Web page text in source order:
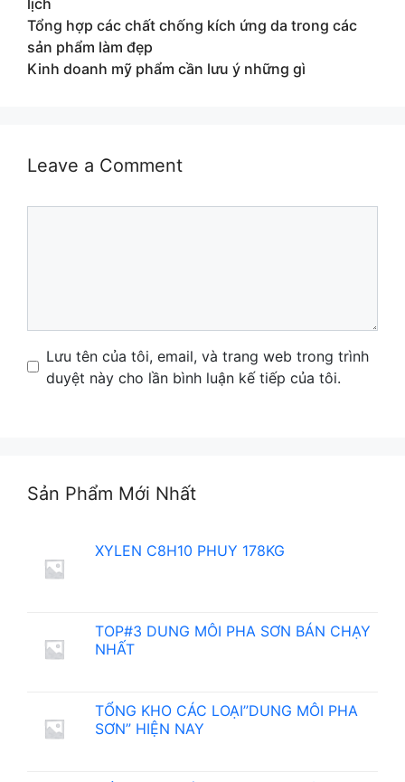
Tổng hợp các chất chống kích ứng da trong các
sản phẩm làm đẹp
Kinh doanh mỹ phẩm cần lưu ý những gì
Leave a Comment
Name
Email
Website
Lưu tên của tôi, email, và trang web trong trình
duyệt này cho lần bình luận kế tiếp của tôi.
Sản Phẩm Mới Nhất
XYLEN C8H10 PHUY 178KG
TOP#3 DUNG MÔI PHA SƠN BÁN CHẠY
NHẤT
TỔNG KHO CÁC LOẠI”DUNG MÔI PHA
SƠN” HIỆN NAY